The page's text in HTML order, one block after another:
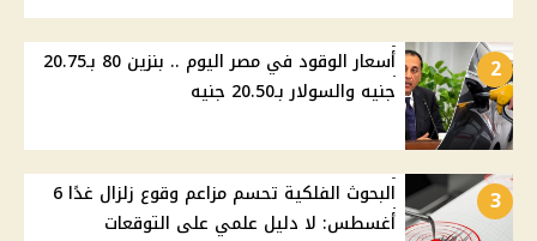
2
أسعار الوقود في مصر اليوم .. بنزين 80 بـ20.75
جنيه والسولار بـ20.50 جنيه
3
البحوث الفلكية تحسم مزاعم وقوع زلزال غدًا 6
أغسطس: لا دليل علمي على التوقعات